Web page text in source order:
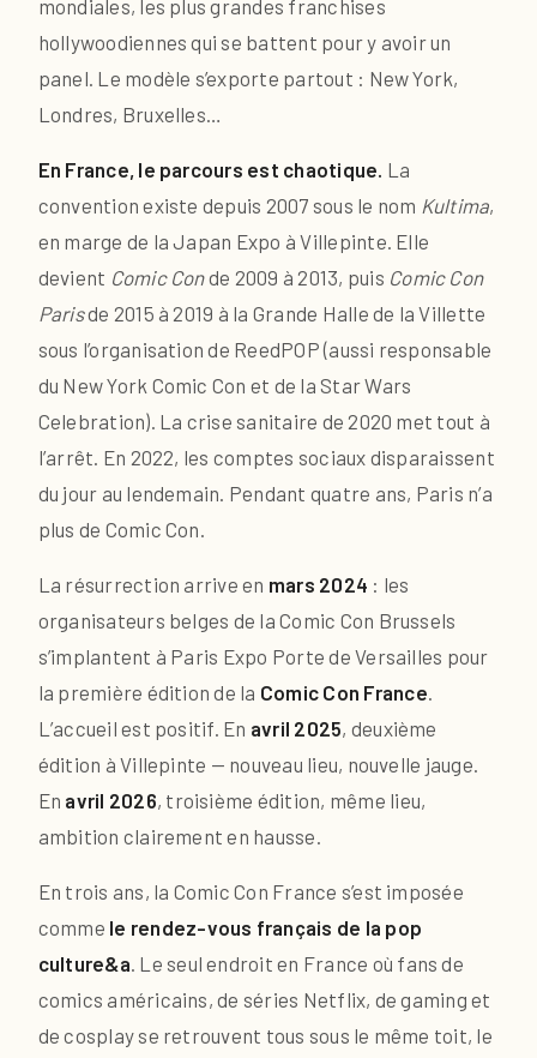
mondiales, les plus grandes franchises
hollywoodiennes qui se battent pour y avoir un
panel. Le modèle s’exporte partout : New York,
Londres, Bruxelles…
En France, le parcours est chaotique. La
convention existe depuis 2007 sous le nom Kultima,
en marge de la Japan Expo à Villepinte. Elle
devient Comic Conde 2009 à 2013, puis Comic Con
Parisde 2015 à 2019 à la Grande Halle de la Villette
sous l’organisation de ReedPOP (aussi responsable
du New York Comic Con et de la Star Wars
Celebration). La crise sanitaire de 2020 met tout à
l’arrêt. En 2022, les comptes sociaux disparaissent
du jour au lendemain. Pendant quatre ans, Paris n’a
plus de Comic Con.
La résurrection arrive en mars 2024 : les
organisateurs belges de la Comic Con Brussels
s’implantent à Paris Expo Porte de Versailles pour
la première édition de la Comic Con France.
L’accueil est positif. En avril 2025, deuxième
édition à Villepinte — nouveau lieu, nouvelle jauge.
En avril 2026, troisième édition, même lieu,
ambition clairement en hausse.
En trois ans, la Comic Con France s’est imposée
comme le rendez-vous français de la pop
culture&a. Le seul endroit en France où fans de
comics américains, de séries Netflix, de gaming et
de cosplay se retrouvent tous sous le même toit, le